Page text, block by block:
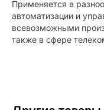
Применяется в
автоматизации и
всевозможными
также в сфере